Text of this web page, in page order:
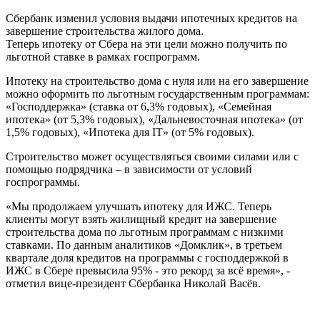
Сбербанк изменил условия выдачи ипотечных кредитов на
завершение строительства жилого дома.
Теперь ипотеку от Сбера на эти цели можно получить по
льготной ставке в рамках госпрограмм.
Ипотеку на строительство дома с нуля или на его завершение
можно оформить по льготным государственным программам:
«Господдержка» (ставка от 6,3% годовых), «Семейная
ипотека» (от 5,3% годовых), «Дальневосточная ипотека» (от
1,5% годовых), «Ипотека для IT» (от 5% годовых).
Строительство может осуществляться своими силами или с
помощью подрядчика – в зависимости от условий
госпрограммы.
«Мы продолжаем улучшать ипотеку для ИЖС. Теперь
клиенты могут взять жилищный кредит на завершение
строительства дома по льготным программам с низкими
ставками. По данным аналитиков «Домклик», в третьем
квартале доля кредитов на программы с господдержкой в
ИЖС в Сбере превысила 95% - это рекорд за всё время», -
отметил вице-президент Сбербанка Николай Васёв.